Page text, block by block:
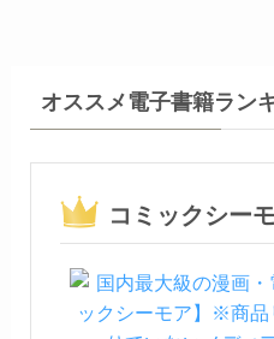
オススメ電子書籍ラン
コミックシー